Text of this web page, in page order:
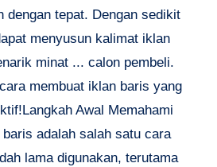
dengan tepat. Dengan sedikit
menyusun kalimat iklan
minat ... calon pembeli.
membuat iklan baris yang
Awal Memahami
baris adalah salah satu cara
lama digunakan, terutama